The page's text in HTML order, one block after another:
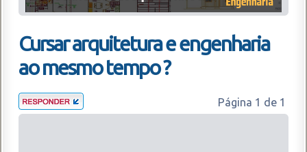
Cursar arquitetura e engenharia
ao mesmo tempo ?
Página 1 de 1